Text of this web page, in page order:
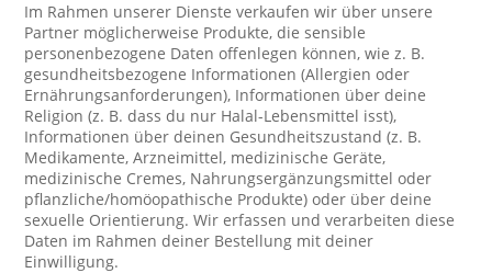
Im Rahmen unserer Dienste verkaufen wir über unsere
Partner möglicherweise Produkte, die sensible
personenbezogene Daten offenlegen können, wie z. B.
gesundheitsbezogene Informationen (Allergien oder
Ernährungsanforderungen), Informationen über deine
Religion (z. B. dass du nur Halal-Lebensmittel isst),
Informationen über deinen Gesundheitszustand (z. B.
Medikamente, Arzneimittel, medizinische Geräte,
medizinische Cremes, Nahrungsergänzungsmittel oder
pflanzliche/homöopathische Produkte) oder über deine
sexuelle Orientierung. Wir erfassen und verarbeiten diese
Daten im Rahmen deiner Bestellung mit deiner
Einwilligung.